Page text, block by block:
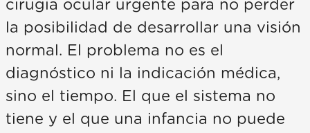
cirugía ocular urgente para no perder
la posibilidad de desarrollar una visión
normal. El problema no es el
diagnóstico ni la indicación médica,
sino el tiempo. El que el sistema no
tiene y el que una infancia no puede